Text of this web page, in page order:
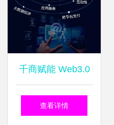
千商赋能 Web3.0
时代的数据新机遇
查看详情